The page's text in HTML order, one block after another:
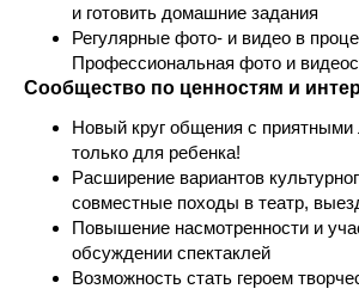
и готовить домашние задания
Регулярные фото- и видео в
Профессиональная фото и
Сообщество по ценностям и
Новый круг общения с
только для ребенка!
Расширение вариантов
совместные походы в театр,
Повышение насмотренности и
обсуждении спектаклей
Возможность стать героем